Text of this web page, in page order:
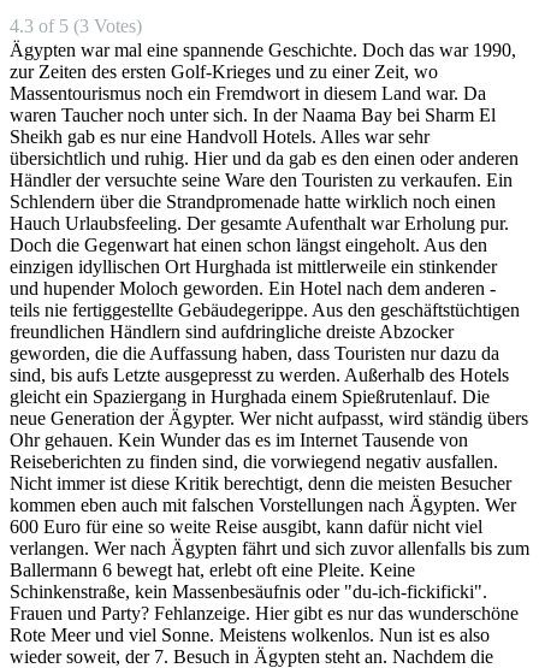
4.3 of 5 (3 Votes)
Ägypten war mal eine spannende Geschichte. Doch das war 1990,
zur Zeiten des ersten Golf-Krieges und zu einer Zeit, wo
Massentourismus noch ein Fremdwort in diesem Land war. Da
waren Taucher noch unter sich. In der Naama Bay bei Sharm El
Sheikh gab es nur eine Handvoll Hotels. Alles war sehr
übersichtlich und ruhig. Hier und da gab es den einen oder anderen
Händler der versuchte seine Ware den Touristen zu verkaufen. Ein
Schlendern über die Strandpromenade hatte wirklich noch einen
Hauch Urlaubsfeeling. Der gesamte Aufenthalt war Erholung pur.
Doch die Gegenwart hat einen schon längst eingeholt. Aus den
einzigen idyllischen Ort Hurghada ist mittlerweile ein stinkender
und hupender Moloch geworden. Ein Hotel nach dem anderen -
teils nie fertiggestellte Gebäudegerippe. Aus den geschäftstüchtigen
freundlichen Händlern sind aufdringliche dreiste Abzocker
geworden, die die Auffassung haben, dass Touristen nur dazu da
sind, bis aufs Letzte ausgepresst zu werden. Außerhalb des Hotels
gleicht ein Spaziergang in Hurghada einem Spießrutenlauf. Die
neue Generation der Ägypter. Wer nicht aufpasst, wird ständig übers
Ohr gehauen. Kein Wunder das es im Internet Tausende von
Reiseberichten zu finden sind, die vorwiegend negativ ausfallen.
Nicht immer ist diese Kritik berechtigt, denn die meisten Besucher
kommen eben auch mit falschen Vorstellungen nach Ägypten. Wer
600 Euro für eine so weite Reise ausgibt, kann dafür nicht viel
verlangen. Wer nach Ägypten fährt und sich zuvor allenfalls bis zum
Ballermann 6 bewegt hat, erlebt oft eine Pleite. Keine
Schinkenstraße, kein Massenbesäufnis oder "du-ich-fickificki".
Frauen und Party? Fehlanzeige. Hier gibt es nur das wunderschöne
Rote Meer und viel Sonne. Meistens wolkenlos. Nun ist es also
wieder soweit, der 7. Besuch in Ägypten steht an. Nachdem die